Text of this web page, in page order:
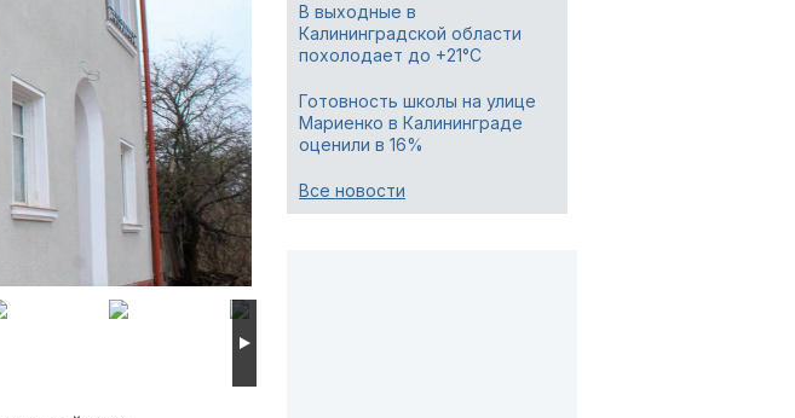
В выходные в
Калининградской области
похолодает до +21°C
Готовность школы на улице
Мариенко в Калининграде
оценили в 16%
Все новости